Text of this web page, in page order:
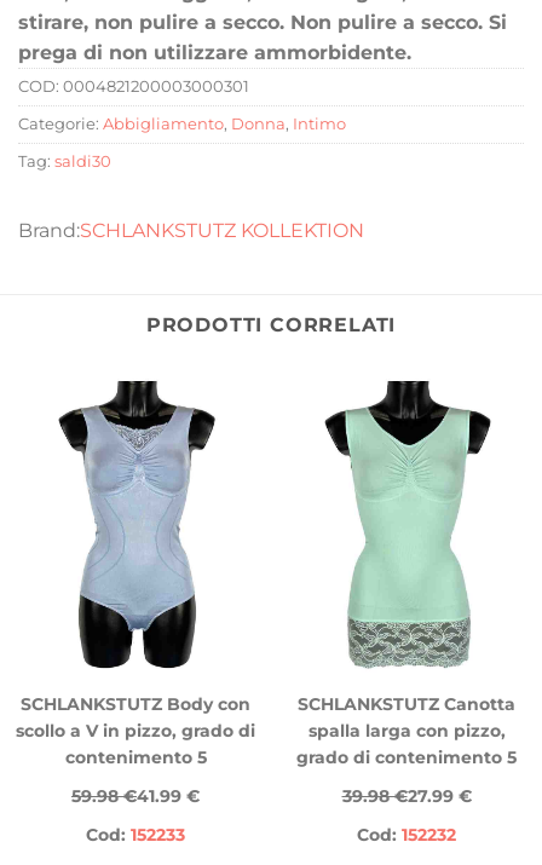
stirare, non pulire a secco. Non pulire a secco. Si
prega di non utilizzare ammorbidente.
COD: 0004821200003000301
Categorie: Abbigliamento, Donna, Intimo
Tag: saldi30
SCHLANKSTUTZ KOLLEKTION
PRODOTTI CORRELATI
SCHLANKSTUTZ Body con
scollo a V in pizzo, grado di
contenimento 5
59.98 €41.99 €
Cod: 152233
SCHLANKSTUTZ Canotta
spalla larga con pizzo,
grado di contenimento 5
39.98 €27.99 €
Cod: 152232